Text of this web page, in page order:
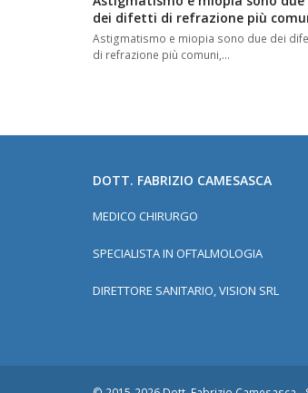
dei difetti di refrazione più
Astigmatismo e miopia sono due dei
di refrazione più comuni,…
DOTT. FABRIZIO CAMESASCA
MEDICO CHIRURGO
SPECIALISTA IN OFTALMOLOGIA
DIRETTORE SANITARIO, VISION SRL